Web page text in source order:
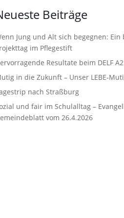
Beiträge
Jung und Alt sich begegnen: Ein
im Pflegestift
Resultate beim DELF A2
in die Zukunft – Unser
nach Straßburg
und fair im Schulalltag –
vom 26.4.2026